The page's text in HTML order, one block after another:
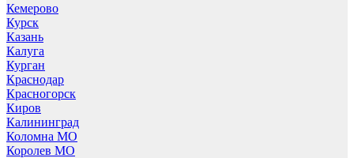
Кемерово
Курск
Казань
Калуга
Курган
Краснодар
Красногорск
Киров
Калининград
Коломна МО
Королев МО